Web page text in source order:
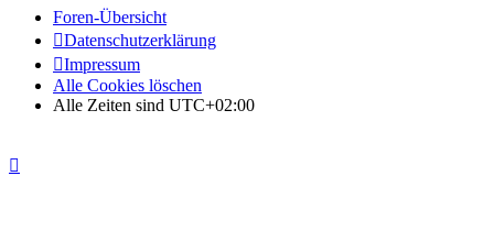
Foren-Übersicht
Datenschutzerklärung
Impressum
Alle Cookies löschen
Alle Zeiten sind UTC+02:00